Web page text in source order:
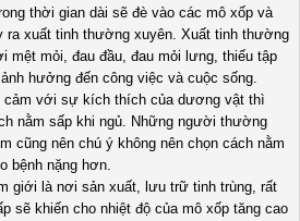
thời gian dài sẽ đè vào các mô xốp và
ra xuất tinh thường xuyên. Xuất tinh thường
mệt mỏi, đau đầu, đau mỏi lưng, thiếu tập
hưởng đến công việc và cuộc sống.
cảm với sự kích thích của dương vật thì
nằm sấp khi ngủ. Những người thường
cũng nên chú ý không nên chọn cách nằm
bệnh nặng hơn.
giới là nơi sản xuất, lưu trữ tinh trùng, rất
sẽ khiến cho nhiệt độ của mô xốp tăng cao